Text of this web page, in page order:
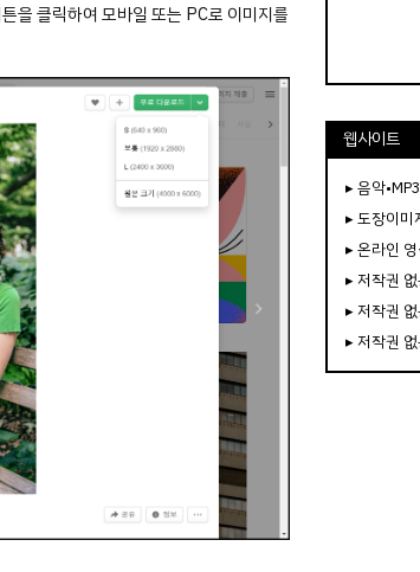
을 클릭하여 모바일 또는 PC로 이미지를
웹사이트
▸ 음악
▸ 도장이미
▸ 온라인
▸ 저작권
▸ 저작권
▸ 저작권